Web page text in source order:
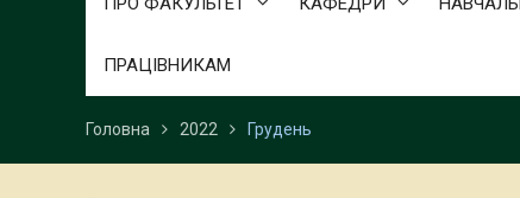
ПРАЦІВНИКАМ
Головна 2022 Грудень